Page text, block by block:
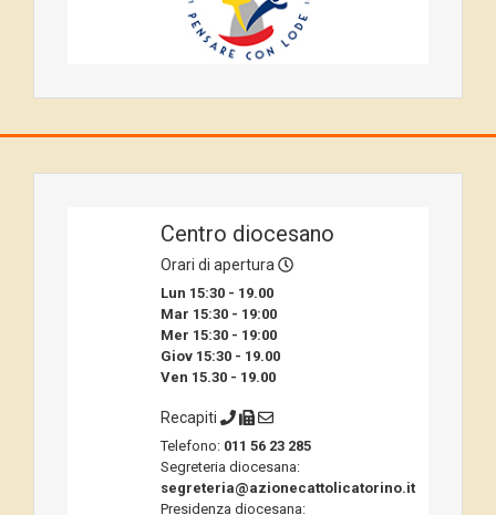
Centro diocesano
Orari di apertura
Lun 15:30 - 19.00
Mar 15:30 - 19:00
Mer 15:30 - 19:00
Giov 15:30 - 19.00
Ven 15.30 - 19.00
Recapiti
Telefono: 011 56 23 285
Segreteria diocesana:
segreteria@azionecattolicatorino.it
Presidenza diocesana: